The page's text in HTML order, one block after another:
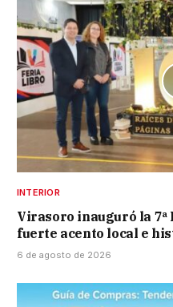
INTERIOR
Virasoro inauguró la 7ª
fuerte acento local e
6 de agosto de 2026